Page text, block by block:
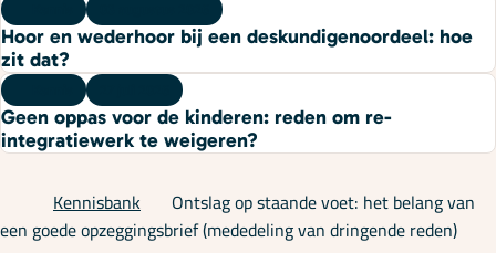
Hoor en wederhoor bij een deskundigenoordeel: hoe
zit dat?
Geen oppas voor de kinderen: reden om re-
integratiewerk te weigeren?
Kennisbank
Ontslag op staande voet: het belang van
een goede opzeggingsbrief (mededeling van dringende reden)